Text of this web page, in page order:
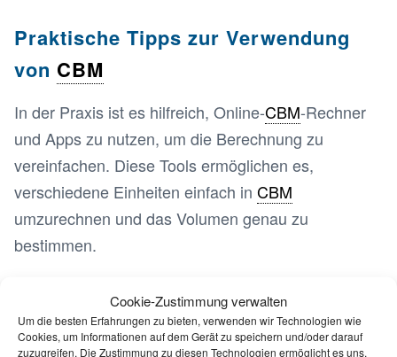
Cookie-Zustimmung verwalten
Um die besten Erfahrungen zu bieten, verwenden wir Technologien wie
Cookies, um Informationen auf dem Gerät zu speichern und/oder darauf
zuzugreifen. Die Zustimmung zu diesen Technologien ermöglicht es uns,
Praktische Tipps zur Verwendung
von CBM
In der Praxis ist es hilfreich, Online-CBM-Rechner
und Apps zu nutzen, um die Berechnung zu
vereinfachen. Diese Tools ermöglichen es,
verschiedene Einheiten einfach in CBM
umzurechnen und das Volumen genau zu
bestimmen.
Bei der Planung von Sendungen, insbesondere bei
internationalen Transporten, sorgt eine genaue
Berechnung für eine transparente und faire